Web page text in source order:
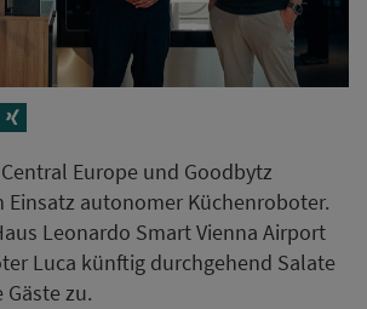
Europe und Goodbytz
Einsatz autonomer Küchenroboter.
Leonardo Smart Vienna Airport
Luca künftig durchgehend Salate
zu.